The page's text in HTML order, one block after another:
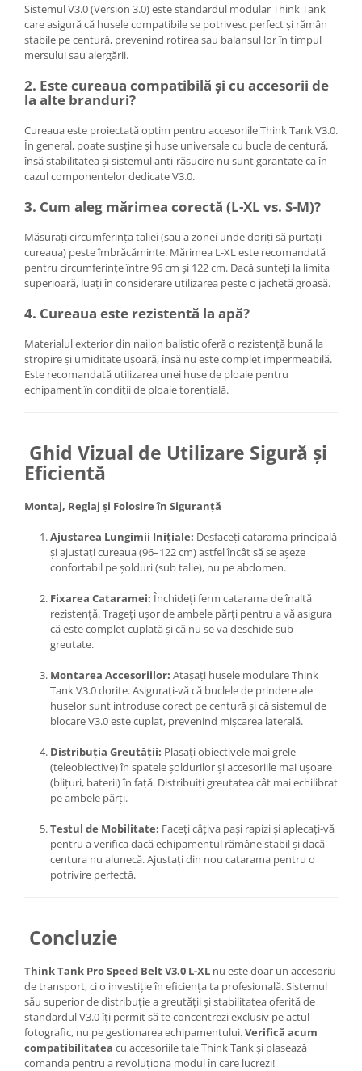
Aparate foto de colectie , cu vizare
laterala
Aparate foto de colectie TLR -
Aparate foto de colectie , Stereo
Miniaturi
Accesorii pt. aparate foto de
colectie
Aparate de colectie de tip Box-
Reviste, carti si software
Second Hand
Aparate foto SECOND HAND
Aparate foto Mirrorless (SH)
Aparate foto SLR (pe film) (SH)
Aparate Foto Compacte (SH)
Obiective foto SECOND HAND
Obiective foto DSLR (SH)
Obiective foto SLR (pe film) (SH)
Accesorii pentru obiective ,
SECOND HAND
SECOND HAND
Blitz-uri studio , SECOND HAND
Imprimante SECOND HAND
Video - Convertoare pe filet
Acumulatori si incarcatoare S.H.
Diverse S.H.
Genti, huse, curele
Sistemul V3.0 (Version 3.0) este standardul modular Think Tank
care asigură că husele compatibile se potrivesc perfect și rămân
stabile pe centură, prevenind rotirea sau balansul lor în timpul
mersului sau alergării.
2. Este cureaua compatibilă și cu accesorii de
la alte branduri?
Cureaua este proiectată optim pentru accesoriile Think Tank V3.0.
În general, poate susține și huse universale cu bucle de centură,
însă stabilitatea și sistemul anti-răsucire nu sunt garantate ca în
cazul componentelor dedicate V3.0.
3. Cum aleg mărimea corectă (L-XL vs. S-M)?
Măsurați circumferința taliei (sau a zonei unde doriți să purtați
cureaua) peste îmbrăcăminte. Mărimea L-XL este recomandată
pentru circumferințe între 96 cm și 122 cm. Dacă sunteți la limita
superioară, luați în considerare utilizarea peste o jachetă groasă.
4. Cureaua este rezistentă la apă?
Materialul exterior din nailon balistic oferă o rezistență bună la
stropire și umiditate ușoară, însă nu este complet impermeabilă.
Este recomandată utilizarea unei huse de ploaie pentru
echipament în condiții de ploaie torențială.
Ghid Vizual de Utilizare Sigură și
Eficientă
Montaj, Reglaj și Folosire în Siguranță
Ajustarea Lungimii Inițiale: Desfaceți catarama principală
și ajustați cureaua (96–122 cm) astfel încât să se așeze
confortabil pe șolduri (sub talie), nu pe abdomen.
Fixarea Cataramei: Închideți ferm catarama de înaltă
rezistență. Trageți ușor de ambele părți pentru a vă asigura
că este complet cuplată și că nu se va deschide sub
greutate.
Montarea Accesoriilor: Atașați husele modulare Think
Tank V3.0 dorite. Asigurați-vă că buclele de prindere ale
huselor sunt introduse corect pe centură și că sistemul de
blocare V3.0 este cuplat, prevenind mișcarea laterală.
Distribuția Greutății: Plasați obiectivele mai grele
(teleobiective) în spatele șoldurilor și accesoriile mai ușoare
(blițuri, baterii) în față. Distribuiți greutatea cât mai echilibrat
pe ambele părți.
Testul de Mobilitate: Faceți câțiva pași rapizi și aplecați-vă
pentru a verifica dacă echipamentul rămâne stabil și dacă
centura nu alunecă. Ajustați din nou catarama pentru o
potrivire perfectă.
Concluzie
Think Tank Pro Speed Belt V3.0 L-XL nu este doar un accesoriu
de transport, ci o investiție în eficiența ta profesională. Sistemul
său superior de distribuție a greutății și stabilitatea oferită de
standardul V3.0 îți permit să te concentrezi exclusiv pe actul
fotografic, nu pe gestionarea echipamentului.Verifică acum
compatibilitatea cu accesoriile tale Think Tank și plasează
comanda pentru a revoluționa modul în care lucrezi!